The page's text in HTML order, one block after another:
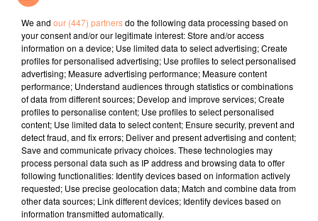
soit environ 70 milliards d'euros",
fonctionnaire de Bercy."Tout ce qui était projeté
comme trajectoire de finances publiques avant cette
crise est forcément caduc, c'est clair",soupire le
rapporteur du Budget.
Timide lueur d'espoir dans ce tableau très sombre de
l'économie tricolore : la France emprunte à des taux
faibles, signe que les fondamentaux de son économie
sont toujours jugés solides."Nous n'avons pas de
difficultés à émettre de la dette à bonne condition",
indique Laurent Saint-Martin. Qui s'empresse d'ajouter
"Mais la question se trouve sur le moyen-long-terme
We and our (447) partnersdo the following data processing based on
your consent and/or our legitimate interest: Store and/or access
information on a device; Use limited data to select advertising; Create
profiles for personalised advertising; Use profiles to select personalised
advertising; Measure advertising performance; Measure content
performance; Understand audiences through statistics or combinations
of data from different sources; Develop and improve services; Create
profiles to personalise content; Use profiles to select personalised
content; Use limited data to select content; Ensure security, prevent and
detect fraud, and fix errors; Deliver and present advertising and content;
Save and communicate privacy choices. These technologies may
process personal data such as IP address and browsing data to offer
following functionalities: Identify devices based on information actively
requested; Use precise geolocation data; Match and combine data from
other data sources; Link different devices; Identify devices based on
information transmitted automatically.